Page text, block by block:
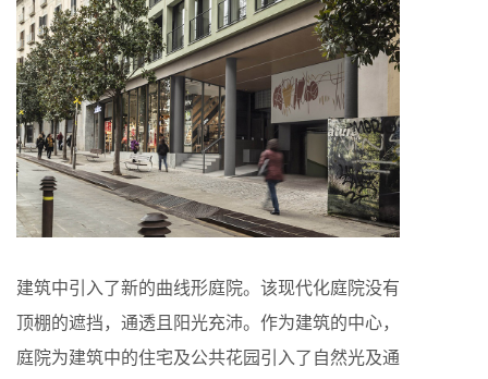
建筑中引入了新的曲线形庭院。该现代化庭院没有
顶棚的遮挡，通透且阳光充沛。作为建筑的中心，
庭院为建筑中的住宅及公共花园引入了自然光及通